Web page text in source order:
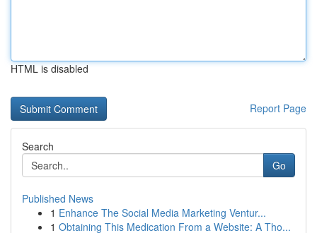
HTML is disabled
Report Page
Search
Go
Published News
1 Enhance The Social Media Marketing Ventur...
1 Obtaining This Medication From a Website: A Tho...